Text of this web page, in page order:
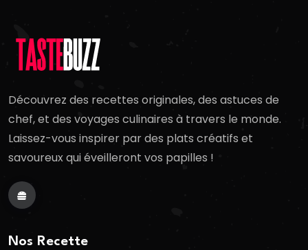
Découvrez des recettes originales, des astuces de
chef, et des voyages culinaires à travers le monde.
Laissez-vous inspirer par des plats créatifs et
savoureux qui éveilleront vos papilles !
Nos Recette